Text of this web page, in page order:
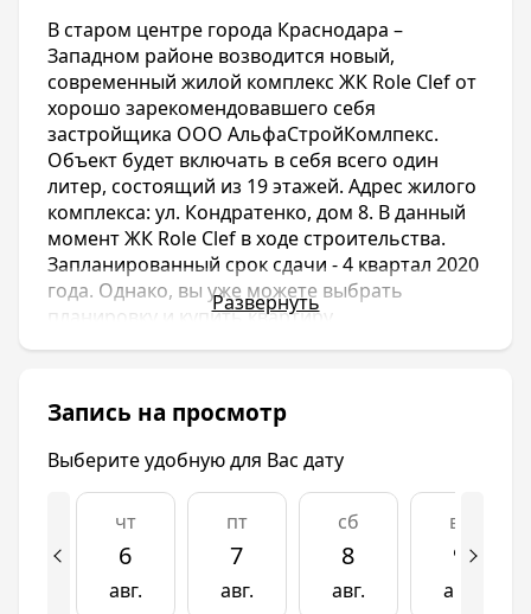
В старом центре города Краснодара –
Западном районе возводится новый,
современный жилой комплекс ЖК Role Clef от
хорошо зарекомендовавшего себя
застройщика ООО АльфаСтройКомлпекс.
Объект будет включать в себя всего один
литер, состоящий из 19 этажей. Адрес жилого
комплекса: ул. Кондратенко, дом 8. В данный
момент ЖК Role Clef в ходе строительства.
Запланированный срок сдачи - 4 квартал 2020
года. Однако, вы уже можете выбрать
планировку и купить квартиру.
близости от жилого комплекса расположен
собор Александра Невского, Екатерининский
сад, парк «городской сад». Большое
количество школьных и дошкольных
учреждений. А также поликлиники, отделения
банков, больницы. На территории жилого
детей, так и для их родителей.
Развернуть
Запись на просмотр
Выберите удобную для Вас дату
чт
6
авг.
пт
7
авг.
сб
8
авг.
вс
9
авг.